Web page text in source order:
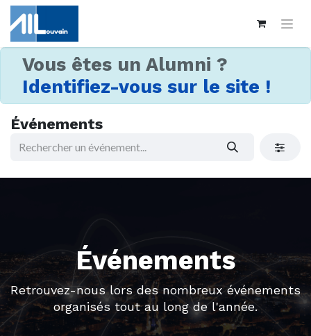
Vous êtes un Alumni ?
Identifiez-vous sur le site !
Événements
Événements
Retrouvez-nous lors des nombreux événements
organisés tout au long de l'année.